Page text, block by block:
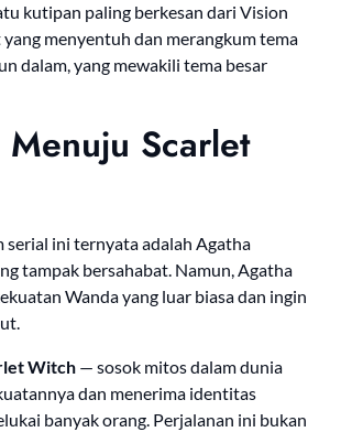
kutipan paling berkesan dari Vision
menyentuh dan merangkum tema
dalam, yang mewakili tema besar
Scarlet
serial ini ternyata adalah Agatha
tampak bersahabat. Namun, Agatha
Wanda yang luar biasa dan ingin
Witch — sosok mitos dalam dunia
dan menerima identitas
banyak orang. Perjalanan ini bukan